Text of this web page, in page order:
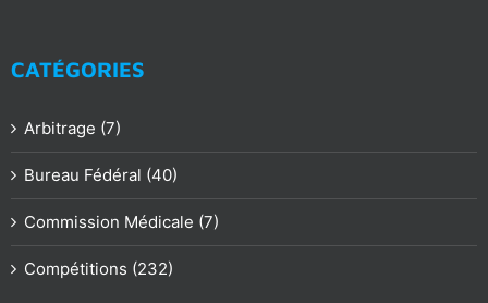
CATÉGORIES
Arbitrage (7)
Bureau Fédéral (40)
Commission Médicale (7)
Compétitions (232)